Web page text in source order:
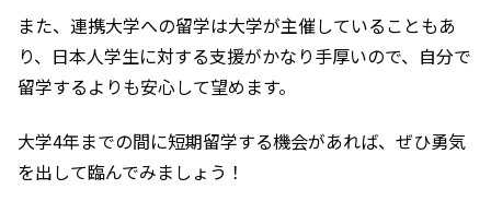
また、連携大学への留学は大学が主催していることもあ
り、日本人学生に対する支援がかなり手厚いので、自分で
留学するよりも安心して望めます。
大学4年までの間に短期留学する機会があれば、ぜひ勇気
を出して臨んでみましょう！